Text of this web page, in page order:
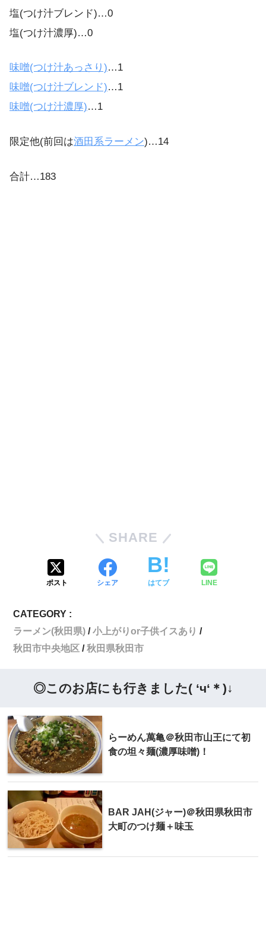
塩(つけ汁ブレンド)…0
塩(つけ汁濃厚)…0
味噌(つけ汁あっさり)…1
味噌(つけ汁ブレンド)…1
味噌(つけ汁濃厚)…1
限定他(前回は酒田系ラーメン)…14
合計…183
SHARE
ポスト シェア はてブ LINE
CATEGORY :
ラーメン(秋田県)
小上がりor子供イスあり
秋田市中央地区
秋田県秋田市
◎このお店にも行きました( ‘ч‘＊)↓
らーめん萬亀＠秋田市山王にて初
食の坦々麺(濃厚味噌)！
BAR JAH(ジャー)＠秋田県秋田市
大町のつけ麺＋味玉